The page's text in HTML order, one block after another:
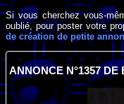
Si vous cherchez vous-
oublié, pour poster votre
de création de petite
ANNONCE N°1357 DE